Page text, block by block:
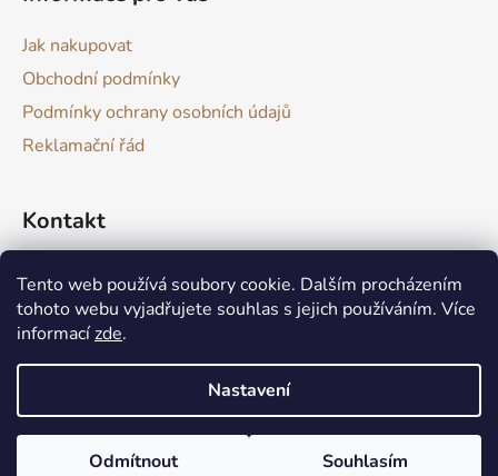
Tento web používá soubory cookie. Dalším procházením
tohoto webu vyjadřujete souhlas s jejich používáním. Více
informacízde.
Nastavení
Odmítnout Souhlasím
Produkt není skladem? Nic se neděje :) Aktuálně zvládám výrobu
takových produktů do 1 až 2 týdnu. V případě potřeby je možné
Jak nakupovat
Obchodní podmínky
Podmínky ochrany osobních údajů
Reklamační řád
Kontakt
drevokazuv @gmail.com
Vytvořil Shoptet
Copyright 2026Dřevokaz . Všechna práva vyhrazena.